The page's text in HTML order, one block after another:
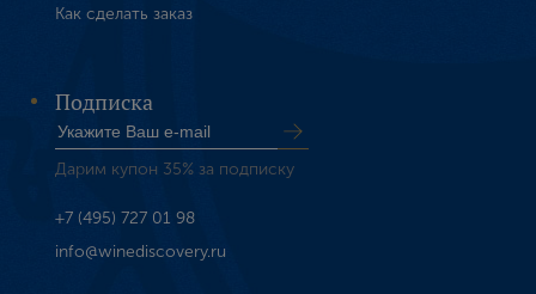
Как сделать заказ
Подписка
Дарим купон 35% за подписку
+7 (495) 727 01 98
info@winediscovery.ru
Зарегистрироваться
Я хочу получать инфромацию об акциях и купоны со
скидкой